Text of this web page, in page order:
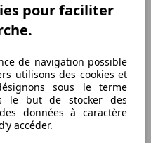
pour faciliter
de navigation possible
utilisons des cookies et
sous le terme
le but de stocker des
données à caractère
accéder.